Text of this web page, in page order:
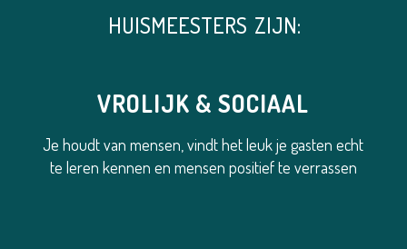
HUISMEESTERS ZIJN:
VROLIJK & SOCIAAL
Je houdt van mensen, vindt het leuk je gasten echt
te leren kennen en mensen positief te verrassen